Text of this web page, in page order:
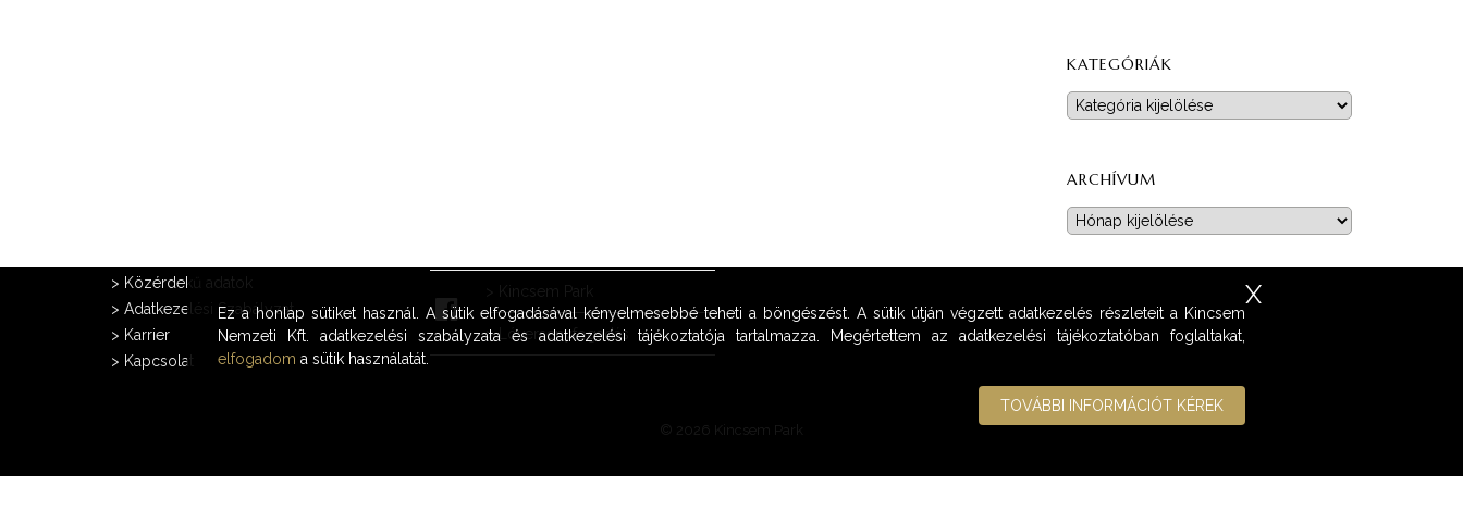
KATEGÓRIÁK
Kategóriák
ARCHÍVUM
Archívum
> Közérdekű adatok
> Adatkezelési Szabályzat
> Karrier
> Kapcsolat
>Lóversenyfogadás
© 2026 Kincsem Park
Ez a honlap sütiket használ. A sütik elfogadásával kényelmesebbé teheti a böngészést. A sütik útján végzett adatkezelés részleteit a Kincsem
Nemzeti Kft. adatkezelési szabályzata és adatkezelési tájékoztatója tartalmazza. Megértettem az adatkezelési tájékoztatóban foglaltakat,
elfogadom a sütik használatát.
TOVÁBBI INFORMÁCIÓT KÉREK
X